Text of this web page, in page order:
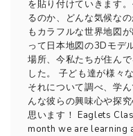
を貼り付けていきます
るのか、どんな気候な
もカラフルな世界地図
って日本地図の3Dモデ
場所、今私たちが住ん
した。 子ども達が様々
それについて調べ、学
んな彼らの興味心や探
思います！ Eaglets
month we are learning